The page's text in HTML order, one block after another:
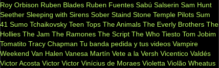
Roy Orbison Ruben Blades Ruben Fuentes Sabú Salserin Sam Hunt
Seether Sleeping with Sirens Sober Staind Stone Temple Pilots Sum
41 Sumo Tchaikovsky Teen Tops The Animals The Everly Brothers The
Hollies The Jam The Ramones The Script The Who Tiesto Tom Jobim
Tomatito Tracy Chapman Tu banda pedida y tus videos Vampire
Weekend Van Halen Vanesa Martín Vete a la Versh Vicentico Valdés
Victor Acosta Victor Victor Vinícius de Moraes Violetta Violão Wheatus